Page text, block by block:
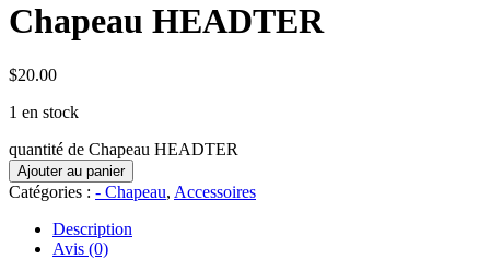
Chapeau HEADTER
$20.00
1 en stock
quantité de Chapeau HEADTER
Ajouter au panier
Catégories : - Chapeau, Accessoires
Description
Avis (0)